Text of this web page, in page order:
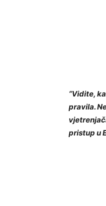
“Vidite,
pravila.
pristup u